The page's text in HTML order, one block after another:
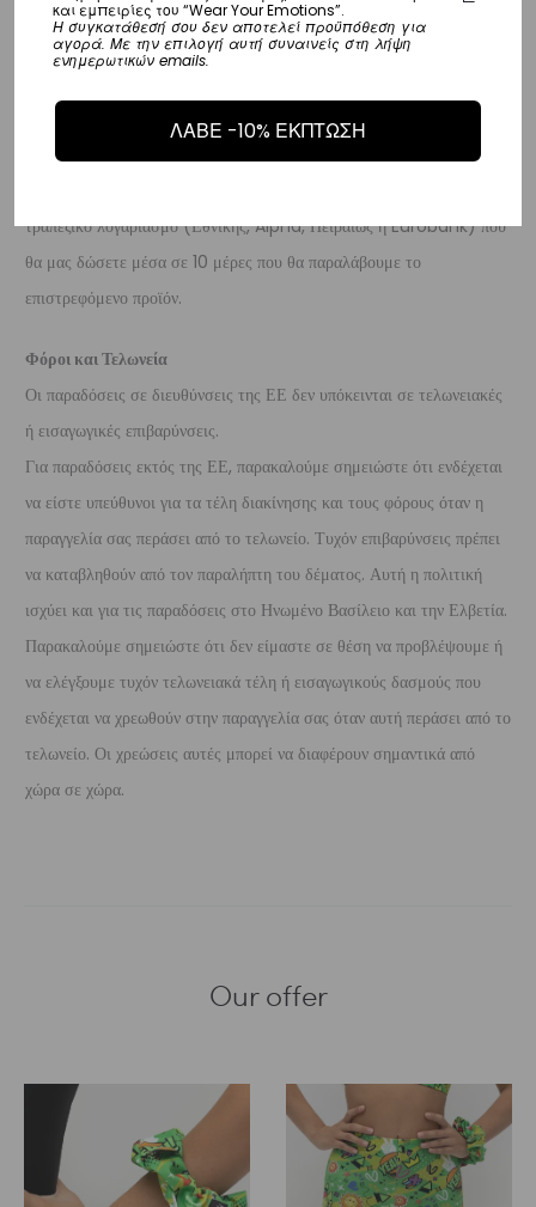
Επιστροφές
Επιστροφές είναι δεκτές εντός 14 ημερών από την ημερομηνία αγοράς
λόγους της επιστροφής, υπό την προϋπόθεση ότι η συσκευασία και το
προϊόν είναι άθικτα.
τραπεζικό λογαριασμό (Εθνικής, Alpha, Πειραιώς ή Eurobank) που
θα μας δώσετε μέσα σε 10 μέρες που θα παραλάβουμε το
επιστρεφόμενο προϊόν.
Φόροι και Τελωνεία
Οι παραδόσεις σε διευθύνσεις της ΕΕ δεν υπόκεινται σε τελωνειακές
ή εισαγωγικές επιβαρύνσεις.
Για παραδόσεις εκτός της ΕΕ, παρακαλούμε σημειώστε ότι ενδέχεται
να είστε υπεύθυνοι για τα τέλη διακίνησης και τους φόρους όταν η
παραγγελία σας περάσει από το τελωνείο. Τυχόν επιβαρύνσεις πρέπει
να καταβληθούν από τον παραλήπτη του δέματος. Αυτή η πολιτική
ισχύει και για τις παραδόσεις στο Ηνωμένο Βασίλειο και την Ελβετία.
Παρακαλούμε σημειώστε ότι δεν είμαστε σε θέση να προβλέψουμε ή
να ελέγξουμε τυχόν τελωνειακά τέλη ή εισαγωγικούς δασμούς που
ενδέχεται να χρεωθούν στην παραγγελία σας όταν αυτή περάσει από το
τελωνείο. Οι χρεώσεις αυτές μπορεί να διαφέρουν σημαντικά από
χώρα σε χώρα.
Our offer
και εμπειρίες του “Wear Your Emotions”.
Η συγκατάθεσή σου δεν αποτελεί προϋπόθεση για
αγορά. Με την επιλογή αυτή συναινείς στη λήψη
ενημερωτικών emails.
ΛΑΒΕ -10% ΕΚΠΤΩΣΗ